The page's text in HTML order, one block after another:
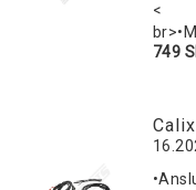
<
749